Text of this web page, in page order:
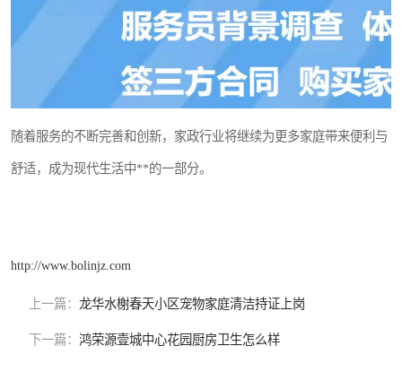
随着服务的不断完善和创新，家政行业将继续为更多家庭带来便利与
舒适，成为现代生活中**的一部分。
http://www.bolinjz.com
上一篇： 龙华水榭春天小区宠物家庭清洁持证上岗
下一篇： 鸿荣源壹城中心花园厨房卫生怎么样